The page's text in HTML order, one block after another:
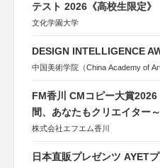
テスト 2026《高校生限定》
文化学園大学
DESIGN INTELLIGENCE
中国美術学院（China Academy of Art
FM香川 CMコピー大賞
間、あなたもクリエイター～
株式会社エフエム香川
日本直販プレゼンツ AYET